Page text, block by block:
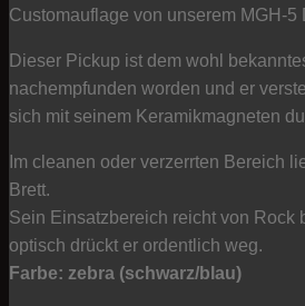
Menge
Customauflage von unserem MGH-5
Dieser Pickup ist dem wohl
nachempfunden worden und er
sich mit seinem Keramikmagneten
Im cleanen oder verzerrten Bereich
Brett.
Sein Einsatzbereich reicht von Rock
optisch drückt er ordentlich weg.
Farbe: zebra (schwarz/blau)